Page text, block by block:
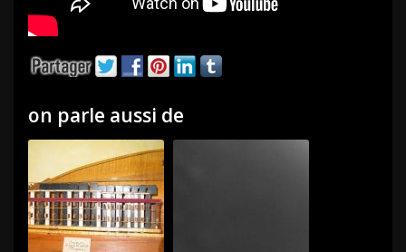
on parle aussi de